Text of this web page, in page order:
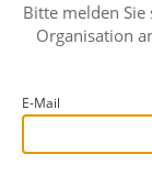
Bitte melden
Organisation
E-Mail